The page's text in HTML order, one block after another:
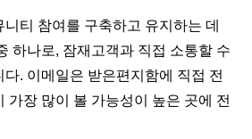
티 참여를 구축하고 유지하는 데
하나로, 잠재고객과 직접 소통할 수
. 이메일은 받은편지함에 직접 전
가장 많이 볼 가능성이 높은 곳에 전